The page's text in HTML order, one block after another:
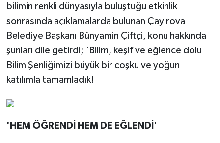
bilimin renkli dünyasıyla buluştuğu etkinlik
sonrasında açıklamalarda bulunan Çayırova
Belediye Başkanı Bünyamin Çiftçi, konu hakkında
şunları dile getirdi; 'Bilim, keşif ve eğlence dolu
Bilim Şenliğimizi büyük bir coşku ve yoğun
katılımla tamamladık!
'HEM ÖĞRENDİ HEM DE EĞLENDİ'